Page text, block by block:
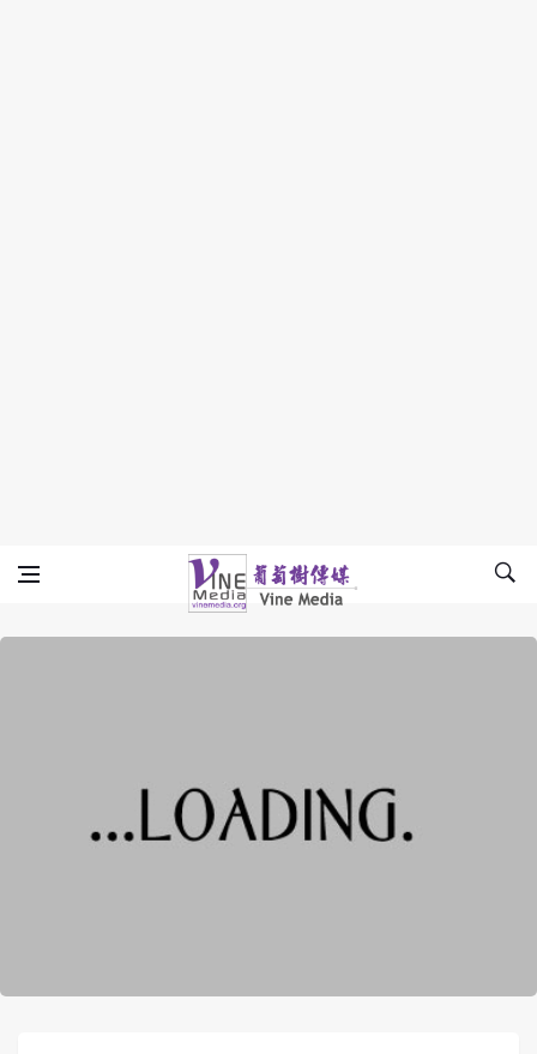
Vine Media
葡萄樹傳媒